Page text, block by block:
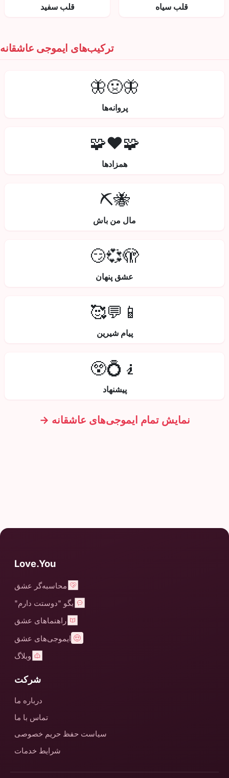
قلب سیاه قلب سفید
ترکیب‌های ایموجی عاشقانه
🦋🤢🦋
پروانه‌ها
🧩❤️🧩
همزادها
🐝⛏️
مال من باش
🫣💞😏
عشق پنهان
📱💬🥰
پیام شیرین
🧎💍😲
پیشنهاد
نمایش تمام ایموجی‌های عاشقانه →
Love.You
محاسبه‌گر عشق
بگو "دوستت دارم"
راهنماهای عشق
ایموجی‌های عشق
وبلاگ
شرکت
درباره ما
تماس با ما
سیاست حفظ حریم خصوصی
شرایط خدمات